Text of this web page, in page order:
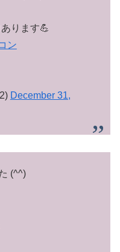
ります💪
ン
December 31,
(^^)